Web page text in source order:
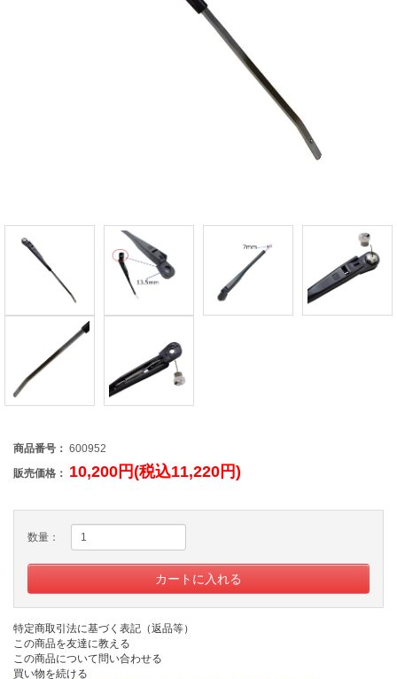
商品番号： 600952
販売価格： 10,200円(税込11,220円)
数量：
特定商取引法に基づく表記（返品等）
この商品を友達に教える
この商品について問い合わせる
買い物を続ける